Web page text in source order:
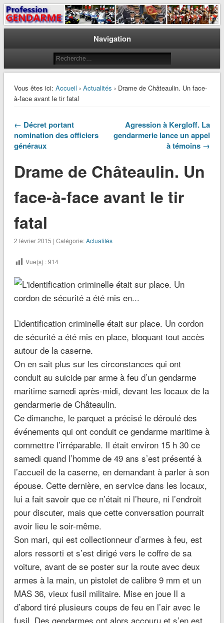
Profession Gendarme
Le journal des gendarmes
Navigation
Vous êtes ici: Accueil › Actualités › Drame de Châteaulin. Un face-
à-face avant le tir fatal
← Décret portant
nomination des officiers
généraux
Agression à Kergloff. La
gendarmerie lance un appel
à témoins →
Drame de Châteaulin. Un
face-à-face avant le tir
fatal
2 février 2015 | Catégorie:Actualités
Vue(s) :914
L’identification criminelle était sur place. Un cordon
de sécurité a été mis en place, bloquant tout accès
autour de la caserne.
On en sait plus sur les circonstances qui ont
conduit au suicide par arme à feu d’un gendarme
maritime samedi après-midi, devant les locaux de la
gendarmerie de Châteaulin.
Ce dimanche, le parquet a précisé le déroulé des
événements qui ont conduit ce gendarme maritime à
commettre l’irréparable. Il était environ 15 h 30 ce
samedi quand l’homme de 49 ans s’est présenté à
l’accueil de la caserne, en demandant à parler à son
épouse. Cette dernière, en service dans les locaux,
lui a fait savoir que ce n’était ni l’heure, ni l’endroit
pour discuter, mais que cette conversation pourrait
avoir lieu le soir-même.
Son mari, qui est collectionneur d’armes à feu, est
alors ressorti et s’est dirigé vers le coffre de sa
voiture, avant de se poster sur la route avec deux
armes à la main, un pistolet de calibre 9 mm et un
MAS 36, vieux fusil militaire. Mise en joue Il a
d’abord tiré plusieurs coups de feu en l’air avec le
fusil. Des gendarmes ont alors accouru et s’en est